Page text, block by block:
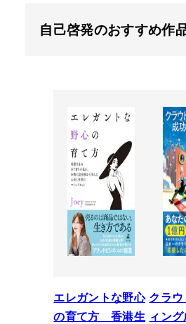
自己啓発のおすすめ作
エレガントな野心
の育て方 香港生
クラ
ィン